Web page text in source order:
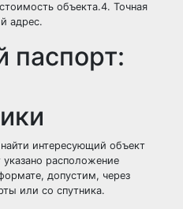
объекта.4. Точная
адрес.
паспорт:
интересующий объект
расположение
допустим, через
или со спутника.